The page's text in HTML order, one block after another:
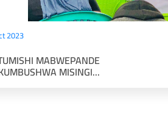
2023
MABWEPANDE
MISINGI...